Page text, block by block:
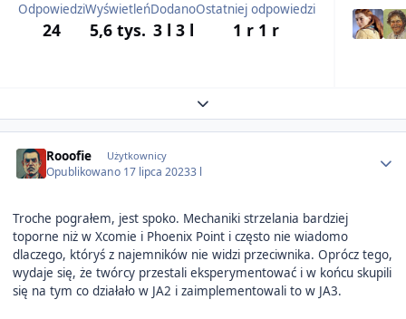
Odpowiedzi
24
Wyświetleń
5,6 tys.
Dodano
3 l 3 l
Ostatniej odpowiedzi
1 r 1 r
Expand topic overview
Rooofie Użytkownicy
Opublikowano 17 lipca 20233 l
Troche pograłem, jest spoko. Mechaniki strzelania bardziej
toporne niż w Xcomie i Phoenix Point i często nie wiadomo
dlaczego, któryś z najemników nie widzi przeciwnika. Oprócz tego,
wydaje się, że twórcy przestali eksperymentować i w końcu skupili
się na tym co działało w JA2 i zaimplementowali to w JA3.